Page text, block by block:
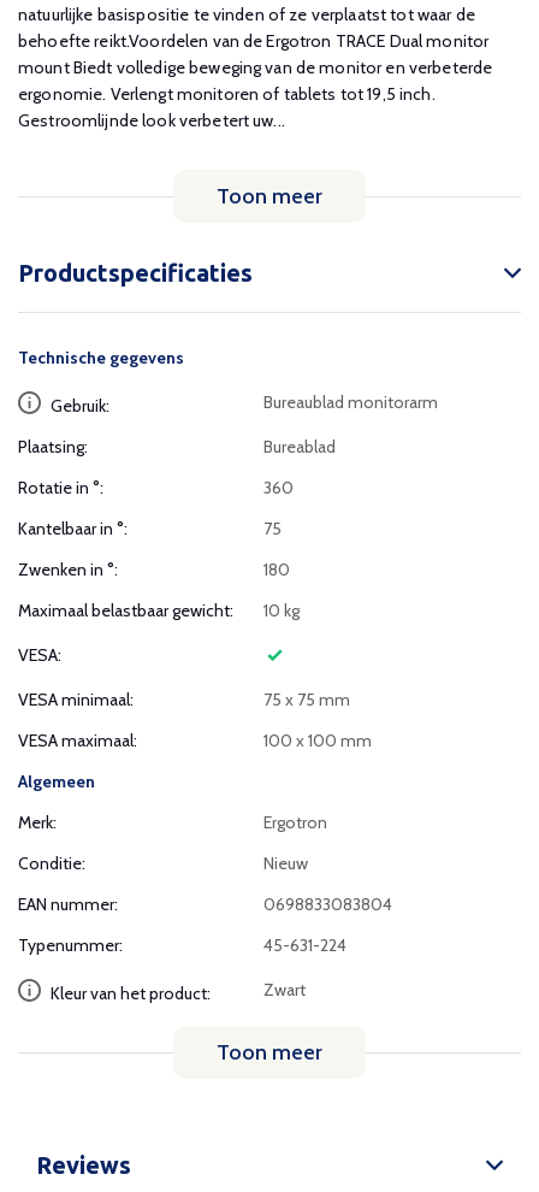
natuurlijke basispositie te vinden of ze verplaatst tot waar de
behoefte reikt.Voordelen van de Ergotron TRACE Dual monitor
mount Biedt volledige beweging van de monitor en verbeterde
ergonomie. Verlengt monitoren of tablets tot 19,5 inch.
Gestroomlijnde look verbetert uw...
Toon meer
Productspecificaties
Technische gegevens
Gebruik: Bureaublad monitorarm
Plaatsing:
Bureablad
Rotatie in °:
360
Kantelbaar in °:
75
Zwenken in °:
180
Maximaal belastbaar gewicht:
10 kg
VESA:
VESA minimaal:
75 x 75 mm
VESA maximaal:
100 x 100 mm
Algemeen
Merk:
Ergotron
Conditie:
Nieuw
EAN nummer:
0698833083804
Typenummer:
45-631-224
Kleur van het product: Zwart
Toon meer
Reviews